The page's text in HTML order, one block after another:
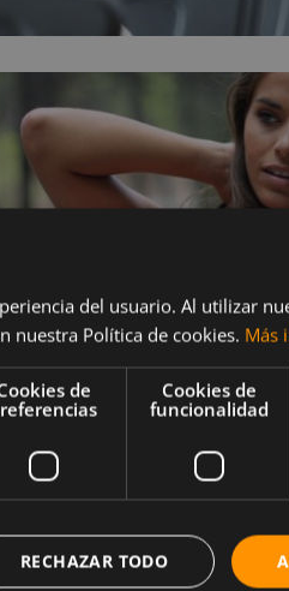
del usuario. Al utilizar
nuestra Política de cookies. Más
de
Cookies de
funcionalidad
RECHAZAR TODO